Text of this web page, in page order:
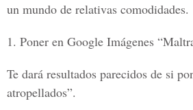
un mundo de relativas comodidades.
1. Poner en Google Imágenes
Te dará resultados parecidos de si
atropellados”.